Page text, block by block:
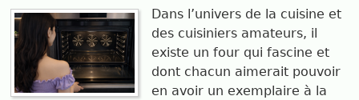
Dans l’univers de la cuisine et
des cuisiniers amateurs, il
existe un four qui fascine et
dont chacun aimerait pouvoir
en avoir un exemplaire à la